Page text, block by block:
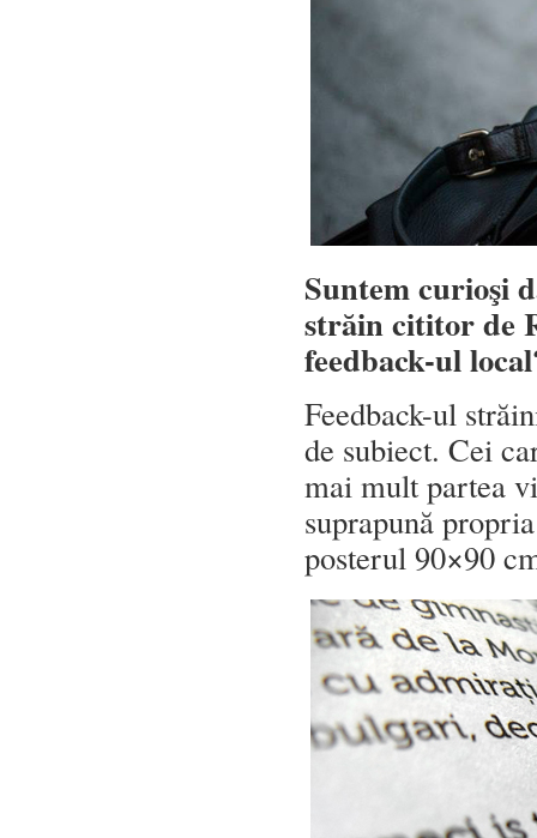
Suntem curioşi
străin cititor de
feedback-ul
Feedback-ul
de subiect. Cei
mai mult partea
suprapună
posterul 90×90